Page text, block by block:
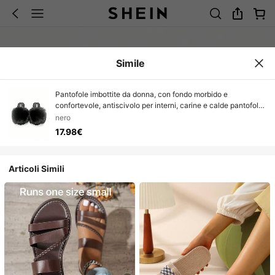
Simile
Pantofole imbottite da donna, con fondo morbido e
confortevole, antiscivolo per interni, carine e calde pantofole
da casa con fodera in pelliccia
nero
17.98€
Articoli Simili